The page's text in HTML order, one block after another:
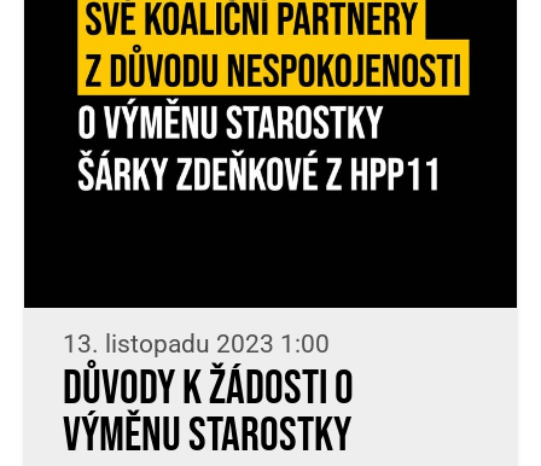
13. listopadu 2023 1:00
Důvody k žádosti o
výměnu starostky